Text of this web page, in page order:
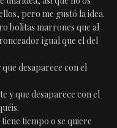
pero me gustó la idea.
bolitas marrones que al
igual que el del
desaparece con el
y que desaparece con el
tiempo o se quiere